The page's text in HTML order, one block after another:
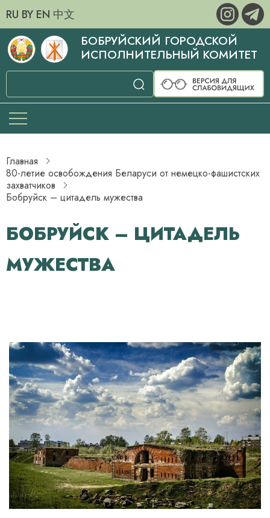
RU BY EN 中文
БОБРУЙСКИЙ ГОРОДСКОЙ
ИСПОЛНИТЕЛЬНЫЙ КОМИТЕТ
Главная
80-летие освобождения Беларуси от немецко-фашистских
захватчиков
Бобруйск – цитадель мужества
БОБРУЙСК – ЦИТАДЕЛЬ
МУЖЕСТВА